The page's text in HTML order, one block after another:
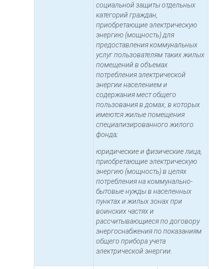
социальной защиты отдельных
категорий граждан,
приобретающие электрическую
энергию (мощность) для
предоставления коммунальных
услуг пользователям таких жилых
помещений в объемах
потребления электрической
энергии населением и
содержания мест общего
пользования в домах, в которых
имеются жилые помещения
специализированного жилого
фонда;
юридические и физические лица,
приобретающие электрическую
энергию (мощность) в целях
потребления на коммунально-
бытовые нужды в населенных
пунктах и жилых зонах при
воинских частях и
рассчитывающиеся по договору
энергоснабжения по показаниям
общего прибора учета
электрической энергии.